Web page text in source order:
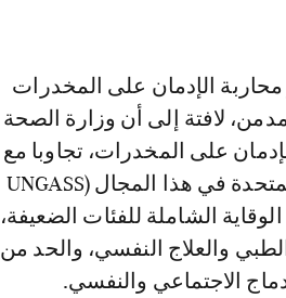
الإدمان على المخدرات
انطلاق العمل بها، أزيد من 27 ألف مدمن، لافتة إلى أن وزارة الصحة
على المخدرات، تجاوبا مع
توصيات منظمة الصحة العالمية ووكالات الأمم المتحدة في هذا المجال (UNGASS
الشاملة للفئات الضعيفة،
والعلاج النفسي، والحد من
الاجتماعي والنفسي.